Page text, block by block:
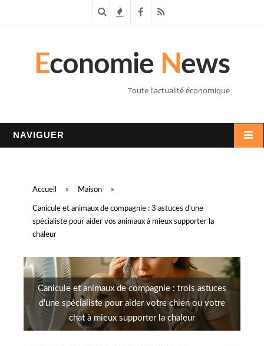
c n
s
F
c
R
S
Economie News
Toute l'actualité économique
NAVIGUER
Accueil » Maison »
Canicule et animaux de compagnie : 3 astuces d’une
spécialiste pour aider vos animaux à mieux supporter la
chaleur
Canicule et animaux de compagnie : trois astuces
d'une spécialiste pour aider votre chien ou votre
chat à mieux supporter la chaleur